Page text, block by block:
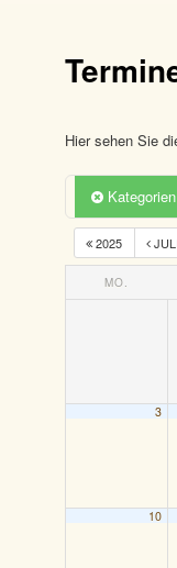
Hier sehen Sie
Kategorien
2025 JULI
MO.
3
10